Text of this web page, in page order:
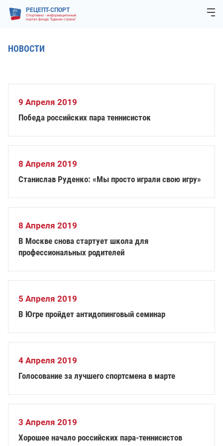
РЕЦЕПТ-СПОРТ
Спортивно - информационный
портал фонда "Единая страна"
НОВОСТИ
9 Апреля 2019
Победа российских пара теннисисток
8 Апреля 2019
Станислав Руденко: «Мы просто играли свою игру»
8 Апреля 2019
В Москве снова стартует школа для
профессиональных родителей
5 Апреля 2019
В Югре пройдет антидопинговый семинар
4 Апреля 2019
Голосование за лучшего спортсмена в марте
3 Апреля 2019
Хорошее начало российских пара-теннисистов